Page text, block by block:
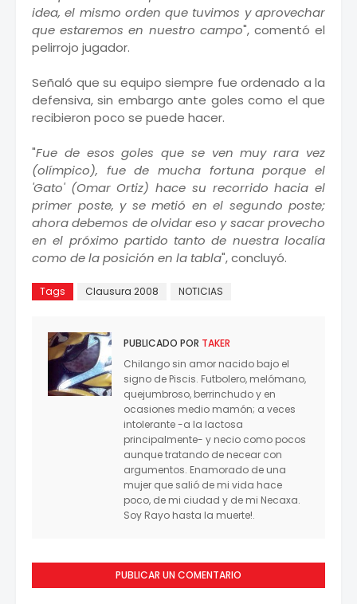
idea, el mismo orden que tuvimos y aprovechar
que estaremos en nuestro campo", comentó el
pelirrojo jugador.
Señaló que su equipo siempre fue ordenado a la
defensiva, sin embargo ante goles como el que
recibieron poco se puede hacer.
"Fue de esos goles que se ven muy rara vez
(olímpico), fue de mucha fortuna porque el
'Gato' (Omar Ortiz) hace su recorrido hacia el
primer poste, y se metió en el segundo poste;
ahora debemos de olvidar eso y sacar provecho
en el próximo partido tanto de nuestra localía
como de la posición en la tabla", concluyó.
Tags Clausura 2008 NOTICIAS
PUBLICADO POR TAKER
Chilango sin amor nacido bajo el
signo de Piscis. Futbolero, melómano,
quejumbroso, berrinchudo y en
ocasiones medio mamón; a veces
intolerante -a la lactosa
principalmente- y necio como pocos
aunque tratando de necear con
argumentos. Enamorado de una
mujer que salió de mi vida hace
poco, de mi ciudad y de mi Necaxa.
Soy Rayo hasta la muerte!.
PUBLICAR UN COMENTARIO